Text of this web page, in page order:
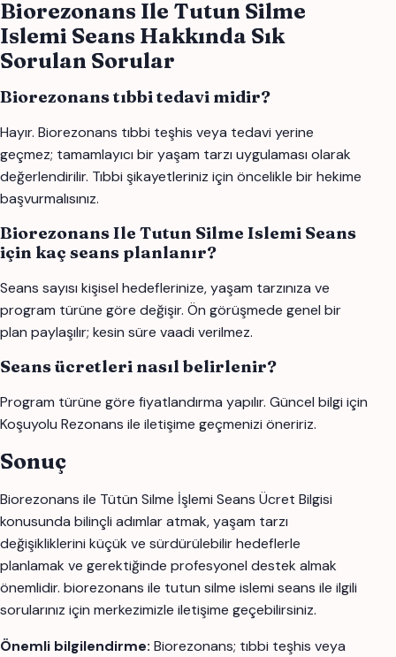
Biorezonans Ile Tutun Silme
Islemi Seans Hakkında Sık
Sorulan Sorular
Biorezonans tıbbi tedavi midir?
Hayır. Biorezonans tıbbi teşhis veya tedavi yerine
geçmez; tamamlayıcı bir yaşam tarzı uygulaması olarak
değerlendirilir. Tıbbi şikayetleriniz için öncelikle bir hekime
başvurmalısınız.
Biorezonans Ile Tutun Silme Islemi Seans
için kaç seans planlanır?
Seans sayısı kişisel hedeflerinize, yaşam tarzınıza ve
program türüne göre değişir. Ön görüşmede genel bir
plan paylaşılır; kesin süre vaadi verilmez.
Seans ücretleri nasıl belirlenir?
Program türüne göre fiyatlandırma yapılır. Güncel bilgi için
Koşuyolu Rezonans ile iletişime geçmenizi öneririz.
Sonuç
Biorezonans ile Tütün Silme İşlemi Seans Ücret Bilgisi
konusunda bilinçli adımlar atmak, yaşam tarzı
değişikliklerini küçük ve sürdürülebilir hedeflerle
planlamak ve gerektiğinde profesyonel destek almak
önemlidir. biorezonans ile tutun silme islemi seans ile ilgili
sorularınız için merkezimizle iletişime geçebilirsiniz.
Önemli bilgilendirme: Biorezonans; tıbbi teşhis veya